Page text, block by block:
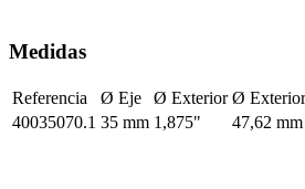
Medidas
Referencia Ø Eje Ø Exterior Ø Exterior
40035070.1 35 mm 1,875" 47,62 mm